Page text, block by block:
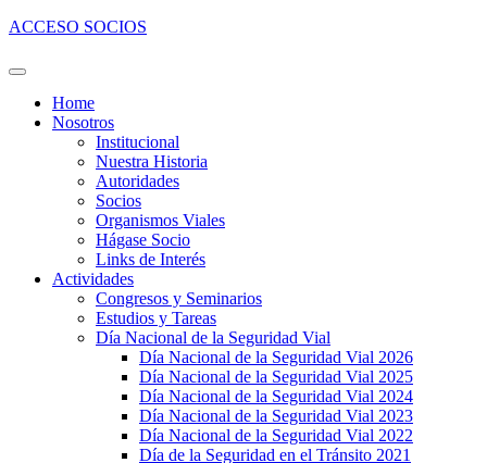
ACCESO SOCIOS
Home
Nosotros
Institucional
Nuestra Historia
Autoridades
Socios
Organismos Viales
Hágase Socio
Links de Interés
Actividades
Congresos y Seminarios
Estudios y Tareas
Día Nacional de la Seguridad Vial
Día Nacional de la Seguridad Vial 2026
Día Nacional de la Seguridad Vial 2025
Día Nacional de la Seguridad Vial 2024
Día Nacional de la Seguridad Vial 2023
Día Nacional de la Seguridad Vial 2022
Día de la Seguridad en el Tránsito 2021